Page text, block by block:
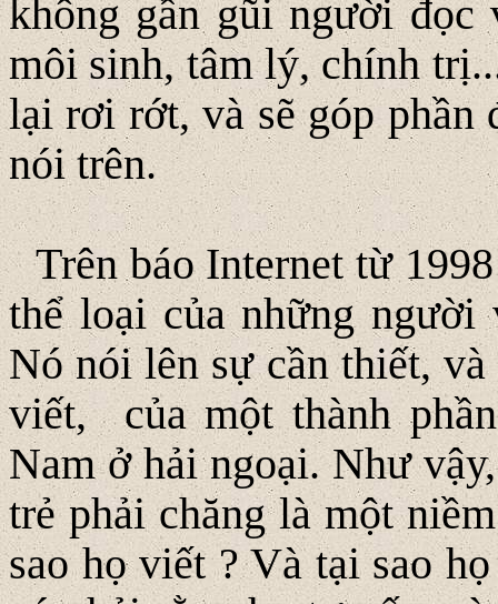
không gần gũi người đọc
môi sinh, tâm lý, chính
lại rơi rớt, và sẽ góp phần
nói trên.
Trên báo Internet từ
thể loại của những
Nó nói lên sự cần thiết,
viết, của một thành
Nam ở hải ngoại. Như
trẻ phải chăng là một
sao họ viết ? Và tại sao